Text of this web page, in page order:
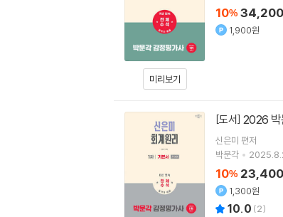
미리보기
10% 34,200
1,900원
[도서] 2026 박
신은미 편저
박문각
10% 23,400
1,300원
10.0 (2)